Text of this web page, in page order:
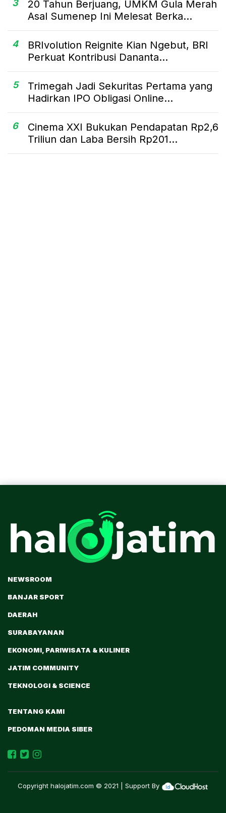
3
20 Tahun Berjuang, UMKM Gula Merah
Asal Sumenep Ini Melesat Berka...
4
BRIvolution Reignite Kian Ngebut, BRI
Perkuat Kontribusi Dananta...
5
Trimegah Jadi Sekuritas Pertama yang
Hadirkan IPO Obligasi Online...
6
Cinema XXI Bukukan Pendapatan Rp2,6
Triliun dan Laba Bersih Rp201...
NEWSROOM
BANJAR SPORT
DAERAH
SURABAYANAN
EKONOMI, PARIWISATA & KULINER
JATIM COMMUNITY
TEKNOLOGI & SCIENCE
TENTANG KAMI
PEDOMAN MEDIA SIBER
Copyright halojatim.com © 2021 | Support By